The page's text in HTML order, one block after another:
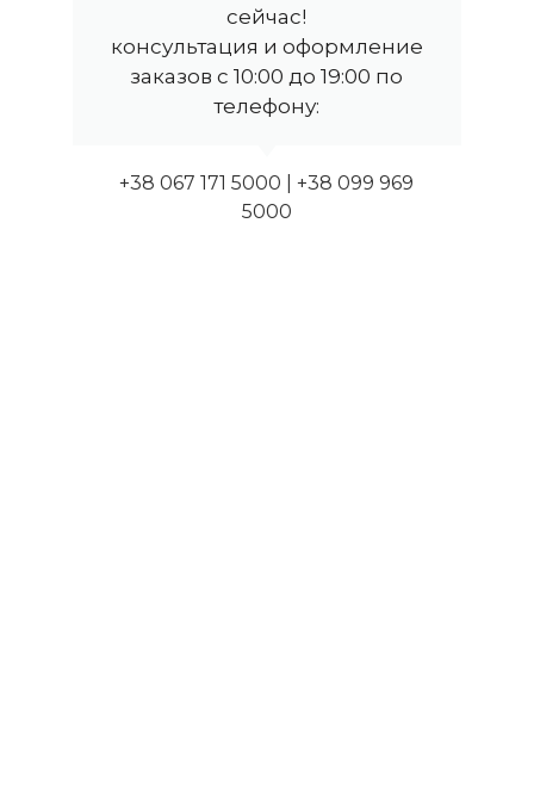
сейчас!
консультация и оформление
заказов с 10:00 до 19:00 по
телефону:
+38 067 171 5000 | +38 099 969
5000